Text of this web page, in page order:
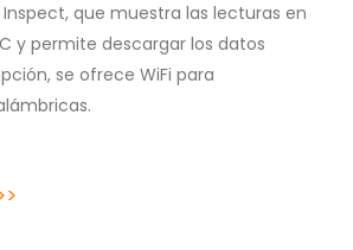
que muestra las lecturas en
y permite descargar los datos
se ofrece WiFi para